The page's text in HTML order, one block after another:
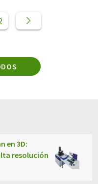
en 3D:
resolución